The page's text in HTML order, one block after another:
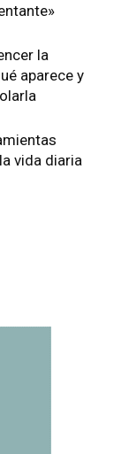
la
aparece y
vida diaria